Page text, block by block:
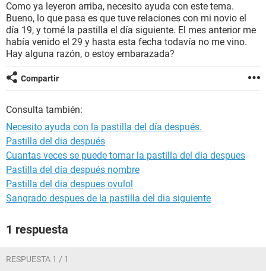
BIENESTAR
SEXUALIDAD
GLOSARIO
Como ya leyeron arriba, necesito ayuda con este tema.
Bueno, lo que pasa es que tuve relaciones con mi novio el
día 19, y tomé la pastilla el día siguiente. El mes anterior me
había venido el 29 y hasta esta fecha todavía no me vino.
Hay alguna razón, o estoy embarazada?
Compartir
Consulta también:
Necesito ayuda con la pastilla del día después.
Pastilla del dia después
Cuantas veces se puede tomar la pastilla del dia despues
Pastilla del día después nombre
Pastilla del dia despues ovulol
Sangrado despues de la pastilla del dia siguiente
1 respuesta
RESPUESTA 1 / 1